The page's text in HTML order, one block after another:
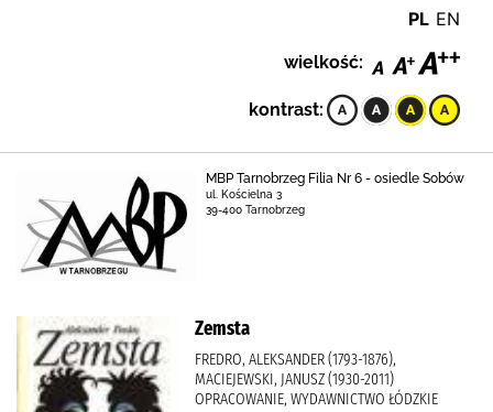
PL EN
wielkość:
kontrast:
MBP Tarnobrzeg Filia Nr 6 - osiedle Sobów
ul. Kościelna 3
39-400 Tarnobrzeg
Zemsta
FREDRO, ALEKSANDER (1793-1876),
MACIEJEWSKI, JANUSZ (1930-2011)
OPRACOWANIE, WYDAWNICTWO ŁÓDZKIE